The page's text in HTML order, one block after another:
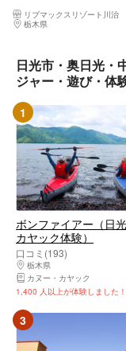
リブマックスリゾート川治
栃木県
日光・霧降高原・
日光市・奥日光・
ジャー・遊び・体
1
ボンファイアー（日
カヤック体験）
口コミ(193)
栃木県
日光市・奥日光
カヌー・カヤック
1,400 人以上が体験しました！
3